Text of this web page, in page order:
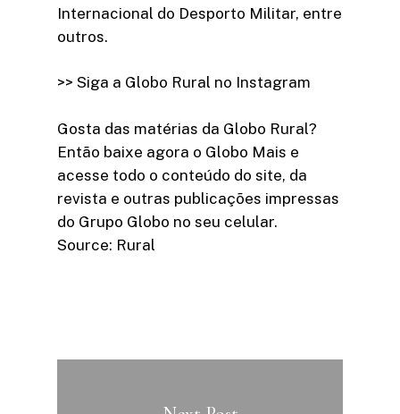
Internacional do Desporto Militar, entre
outros.
>> Siga a Globo Rural no Instagram
Gosta das matérias da Globo Rural?
Então baixe agora o Globo Mais e
acesse todo o conteúdo do site, da
revista e outras publicações impressas
do Grupo Globo no seu celular.
Source: Rural